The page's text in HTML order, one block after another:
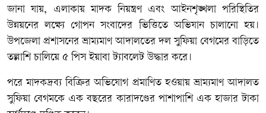
জানা যায়, এলাকায় মাদক নিয়ন্ত্রণ এবং আইনশৃঙ্খলা পরিস্থিতির
উন্নয়নের লক্ষ্যে গোপন সংবাদের ভিত্তিতে অভিযান চালানো হয়।
উপজেলা প্রশাসনের ভ্রাম্যমাণ আদালতের দল সুফিয়া বেগমের বাড়িতে
তল্লাশি চালিয়ে ৫ পিস ইয়াবা ট্যাবলেট উদ্ধার করে।
পরে মাদকদ্রব্য বিক্রির অভিযোগ প্রমাণিত হওয়ায় ভ্রাম্যমাণ আদালত
সুফিয়া বেগমকে এক বছরের কারাদণ্ডের পাশাপাশি এক হাজার টাকা